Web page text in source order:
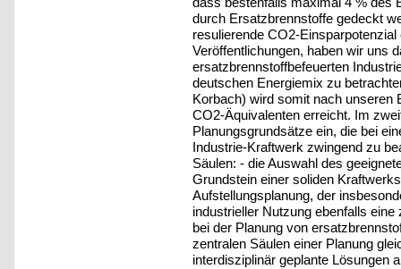
durch Ersatzbrennstoffe gedeckt
resulierende CO2-
Veröffentlichungen, haben wir uns
ersatzbrennstoffbefeuerten
deutschen Energiemix zu
Korbach) wird somit nach unseren
CO2-Äquivalenten erreicht. Im
Planungsgrundsätze ein, die bei
Industrie-Kraftwerk zwingend zu
Säulen: - die Auswahl des
Grundstein einer soliden
Aufstellungsplanung, der
industrieller Nutzung ebenfalls
bei der Planung von
zentralen Säulen einer Planung
interdisziplinär geplante Lösungen